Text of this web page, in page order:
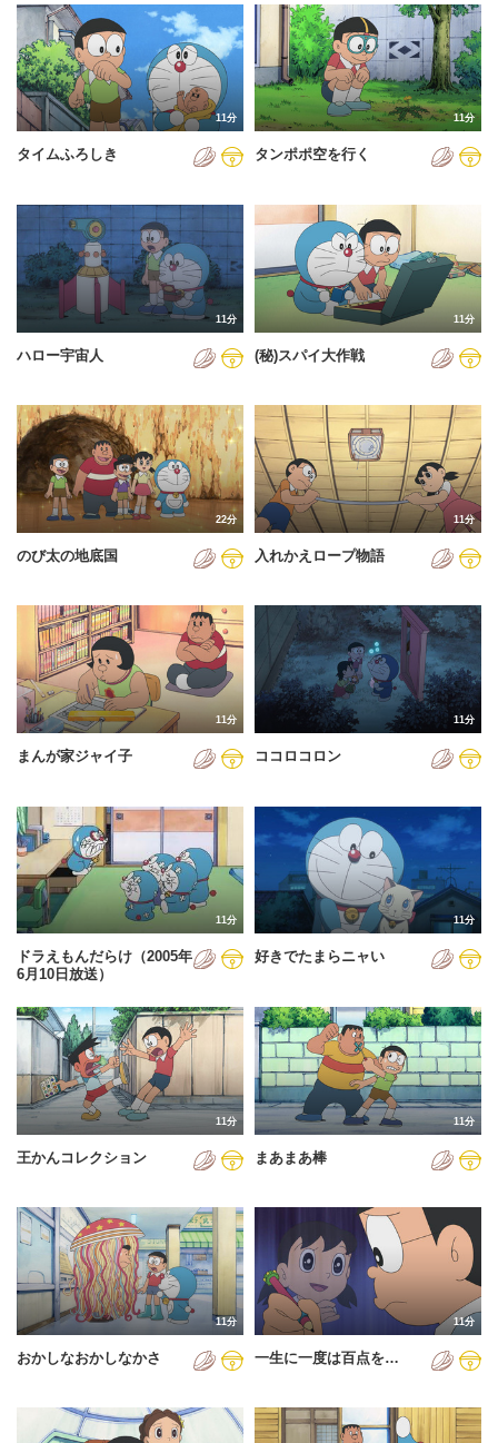
2024年
2025年
2026年
11分
タイムふろしき
11分
タンポポ空を行く
11分
ハロー宇宙人
11分
(秘)スパイ大作戦
22分
のび太の地底国
11分
入れかえロープ物語
11分
まんが家ジャイ子
11分
ココロコロン
11分
ドラえもんだらけ（2005年
6月10日放送）
11分
好きでたまらニャい
11分
王かんコレクション
11分
まあまあ棒
11分
おかしなおかしなかさ
11分
一生に一度は百点を…